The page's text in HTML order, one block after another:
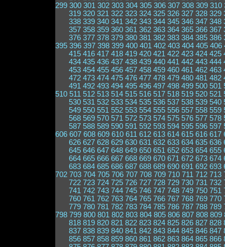
299 300 301 302 303 304 305 306 307 308 309 310
319 320 321 322 323 324 325 326 327 328 329
338 339 340 341 342 343 344 345 346 347 348
357 358 359 360 361 362 363 364 365 366 367
376 377 378 379 380 381 382 383 384 385 386
395 396 397 398 399 400 401 402 403 404 405 406
415 416 417 418 419 420 421 422 423 424 425
434 435 436 437 438 439 440 441 442 443 444
453 454 455 456 457 458 459 460 461 462 463
472 473 474 475 476 477 478 479 480 481 482
491 492 493 494 495 496 497 498 499 500 501
510 511 512 513 514 515 516 517 518 519 520 521
530 531 532 533 534 535 536 537 538 539 540
549 550 551 552 553 554 555 556 557 558 559
568 569 570 571 572 573 574 575 576 577 578
587 588 589 590 591 592 593 594 595 596 597
606 607 608 609 610 611 612 613 614 615 616 617
626 627 628 629 630 631 632 633 634 635 636
645 646 647 648 649 650 651 652 653 654 655
664 665 666 667 668 669 670 671 672 673 674
683 684 685 686 687 688 689 690 691 692 693
702 703 704 705 706 707 708 709 710 711 712 713
722 723 724 725 726 727 728 729 730 731 732
741 742 743 744 745 746 747 748 749 750 751
760 761 762 763 764 765 766 767 768 769 770
779 780 781 782 783 784 785 786 787 788 789
798 799 800 801 802 803 804 805 806 807 808 809
818 819 820 821 822 823 824 825 826 827 828
837 838 839 840 841 842 843 844 845 846 847
856 857 858 859 860 861 862 863 864 865 866